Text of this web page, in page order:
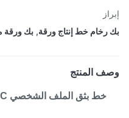
خط إنتاج ورقة ,بك ورقة ماكينة
المنتج